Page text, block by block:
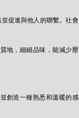
促進與他人的聯繫。社會
地，細細品味，能減少壓
創造一種熟悉和溫暖的感